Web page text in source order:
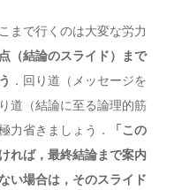
まで行くのは大変な労力
（結論のスライド）まで
．回り道（メッセージを
道（結論に至る論理的筋
力省きましょう．
「この
れば，最終結論まで案内
い場合は，そのスライド